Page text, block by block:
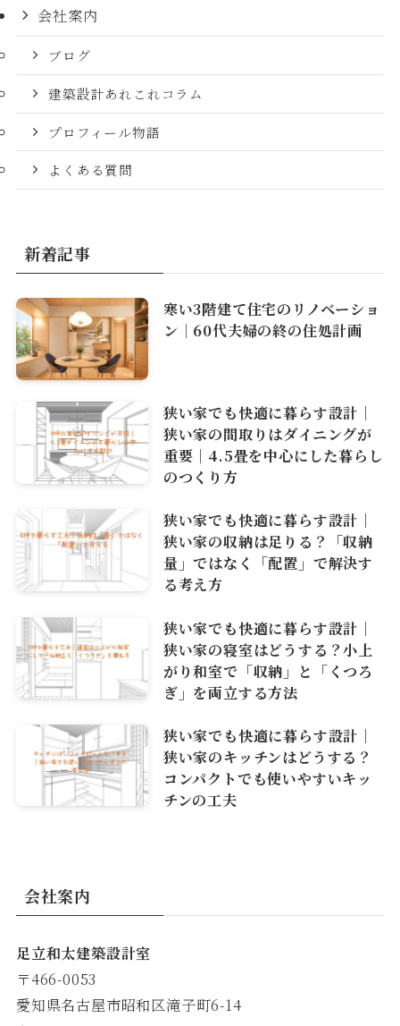
会社案内
ブログ
建築設計あれこれコラム
プロフィール物語
よくある質問
新着記事
寒い3階建て住宅のリノベーショ
ン｜60代夫婦の終の住処計画
狭い家でも快適に暮らす設計｜
狭い家の間取りはダイニングが
重要｜4.5畳を中心にした暮らし
のつくり方
狭い家でも快適に暮らす設計｜
狭い家の収納は足りる？「収納
量」ではなく「配置」で解決す
る考え方
狭い家でも快適に暮らす設計｜
狭い家の寝室はどうする？小上
がり和室で「収納」と「くつろ
ぎ」を両立する方法
狭い家でも快適に暮らす設計｜
狭い家のキッチンはどうする？
コンパクトでも使いやすいキッ
チンの工夫
会社案内
足立和太建築設計室
〒466-0053
愛知県名古屋市昭和区滝子町6-14